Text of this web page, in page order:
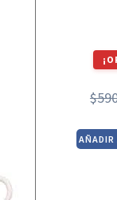
$
AÑADIR